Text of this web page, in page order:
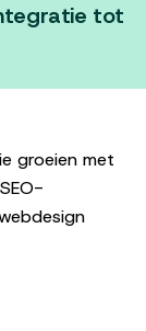
tot
groeien met